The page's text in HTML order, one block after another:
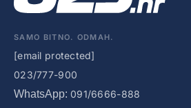
SAMO BITNO. ODMAH.
[email protected]
023/777-900
WhatsApp: 091/6666-888